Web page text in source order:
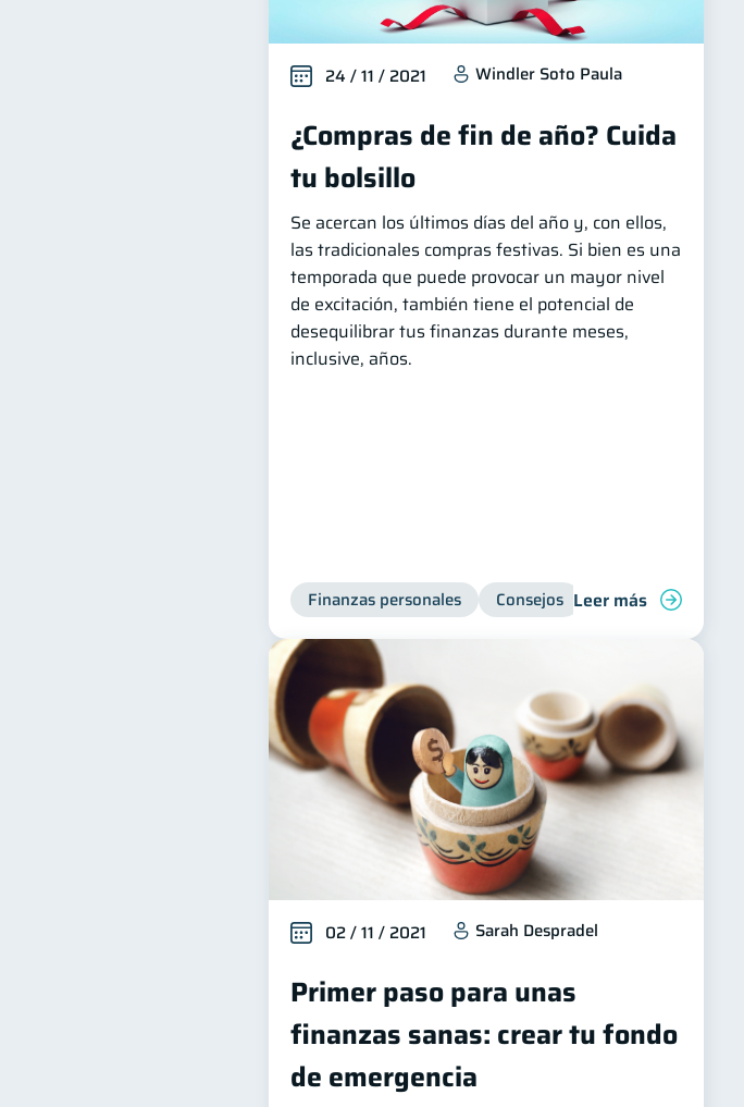
24 / 11 / 2021 Windler Soto Paula
¿Compras de fin de año? Cuida
tu bolsillo
Se acercan los últimos días del año y, con ellos,
las tradicionales compras festivas. Si bien es una
temporada que puede provocar un mayor nivel
de excitación, también tiene el potencial de
desequilibrar tus finanzas durante meses,
inclusive, años.
Finanzas personales Consejos Leer más
02 / 11 / 2021 Sarah Despradel
Primer paso para unas
finanzas sanas: crear tu fondo
de emergencia